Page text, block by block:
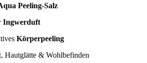
Peeling-Salz
Ingwerduft
Körperpeeling
Hautglätte & Wohlbefinden